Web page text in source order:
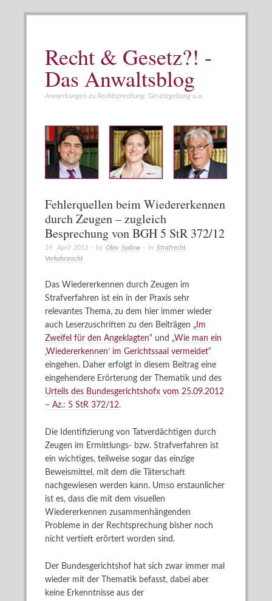
Recht & Gesetz?! -
Das Anwaltsblog
Anmerkungen zu Rechtsprechung, Gesetzgebung u.a.
Fehlerquellen beim Wiedererkennen
durch Zeugen – zugleich
Besprechung von BGH 5 StR 372/12
19. April 2013 · by Olav Sydow · in Strafrecht,
Verkehrsrecht
Das Wiedererkennen durch Zeugen im
Strafverfahren ist ein in der Praxis sehr
relevantes Thema, zu dem hier immer wieder
auch Leserzuschriften zu den Beiträgen „Im
Zweifel für den Angeklagten“ und „Wie man ein
‚Wiedererkennen‘ im Gerichtssaal vermeidet“
eingehen. Daher erfolgt in diesem Beitrag eine
eingehendere Erörterung der Thematik und des
Urteils des Bundesgerichtshofx vom 25.09.2012
– Az.: 5 StR 372/12.
Die Identifizierung von Tatverdächtigen durch
Zeugen im Ermittlungs- bzw. Strafverfahren ist
ein wichtiges, teilweise sogar das einzige
Beweismittel, mit dem die Täterschaft
nachgewiesen werden kann. Umso erstaunlicher
ist es, dass die mit dem visuellen
Wiedererkennen zusammenhängenden
Probleme in der Rechtsprechung bisher noch
nicht vertieft erörtert worden sind.
Der Bundesgerichtshof hat sich zwar immer mal
wieder mit der Thematik befasst, dabei aber
keine Erkenntnisse aus der